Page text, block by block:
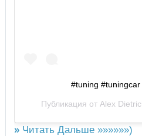
#tuning
Публикация от Alex
» Читать Дальше »»»»»»)